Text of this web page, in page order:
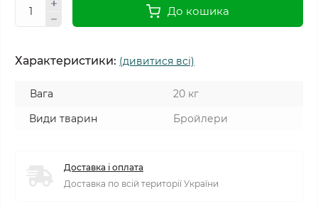
До кошика
Характеристики: (дивитися всі)
Вага
20 кг
Види тварин
Бройлери
Доставка і оплата
Доставка по всій території України